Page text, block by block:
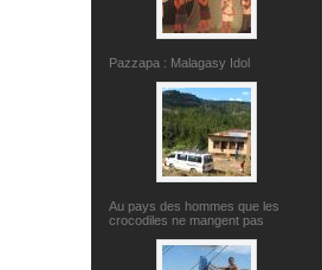
Pazzapa : Malagasy Idol
Au pays des hommes que les
crocodiles ne mangent pas